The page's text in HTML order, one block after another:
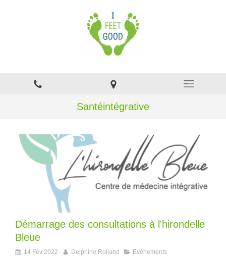
Santéintégrative
Démarrage des consultations à l'hirondelle
Bleue
14 Fév 2022 Delphine Rolland Evènements